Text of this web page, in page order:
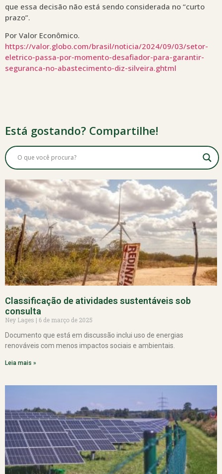
que essa decisão não está sendo considerada no “curto
prazo”.
Por Valor Econômico.
https://valor.globo.com/brasil/noticia/2024/09/03/setor-
eletrico-passa-por-momento-desafiador-para-garantir-
seguranca-no-abastecimento-diz-silveira.ghtml
Está gostando? Compartilhe!
Classificação de atividades sustentáveis sob
consulta
Ney Lages
6 de março de 2025
Documento que está em discussão inclui uso de energias
renováveis com menos impactos sociais e ambientais.
Leia mais »